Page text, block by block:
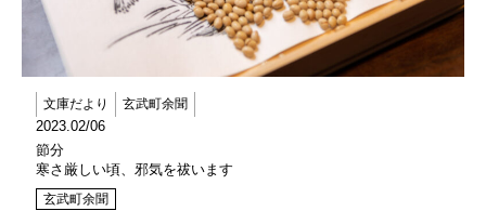
文庫だより 玄武町余聞
2023.02/06
節分
寒さ厳しい頃、邪気を祓います
玄武町余聞